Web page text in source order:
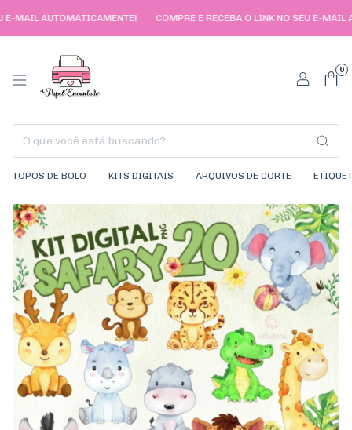
MAIL AUTOMATICAMENTE! COMPRE E RECEBA O LINK NO SEU E-MAIL
0
TOPOS DE BOLO KITS DIGITAIS ARQUIVOS DE CORTE